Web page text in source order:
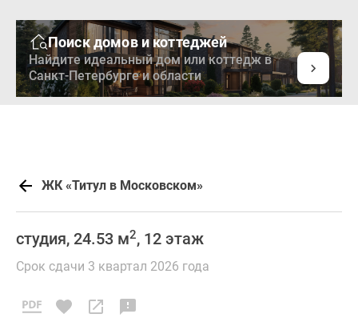
Поиск домов и коттеджей
Найдите идеальный дом или коттедж в
Санкт-Петербурге и области
ЖК «Титул в Московском»
студия, 24.53 м2, 12 этаж
Срок сдачи 3 квартал 2026 года